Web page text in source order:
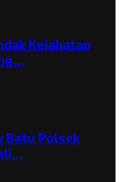
Kejahatan
Batu Polsek